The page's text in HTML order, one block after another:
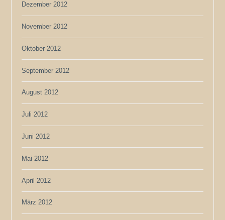
Dezember 2012
November 2012
Oktober 2012
September 2012
August 2012
Juli 2012
Juni 2012
Mai 2012
April 2012
März 2012